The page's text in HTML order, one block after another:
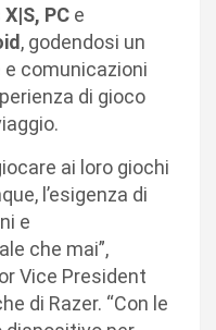
PC e
, godendosi un
comunicazioni
di gioco
ai loro giochi
l’esigenza di
e
che mai”,
Vice President
di Razer. “Con le